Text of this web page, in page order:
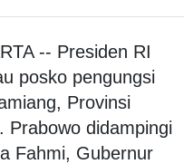
-- Presiden RI
posko pengungsi
Provinsi
Prabowo didampingi
Fahmi, Gubernur